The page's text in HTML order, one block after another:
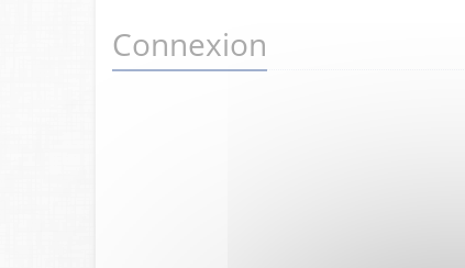
Connexion